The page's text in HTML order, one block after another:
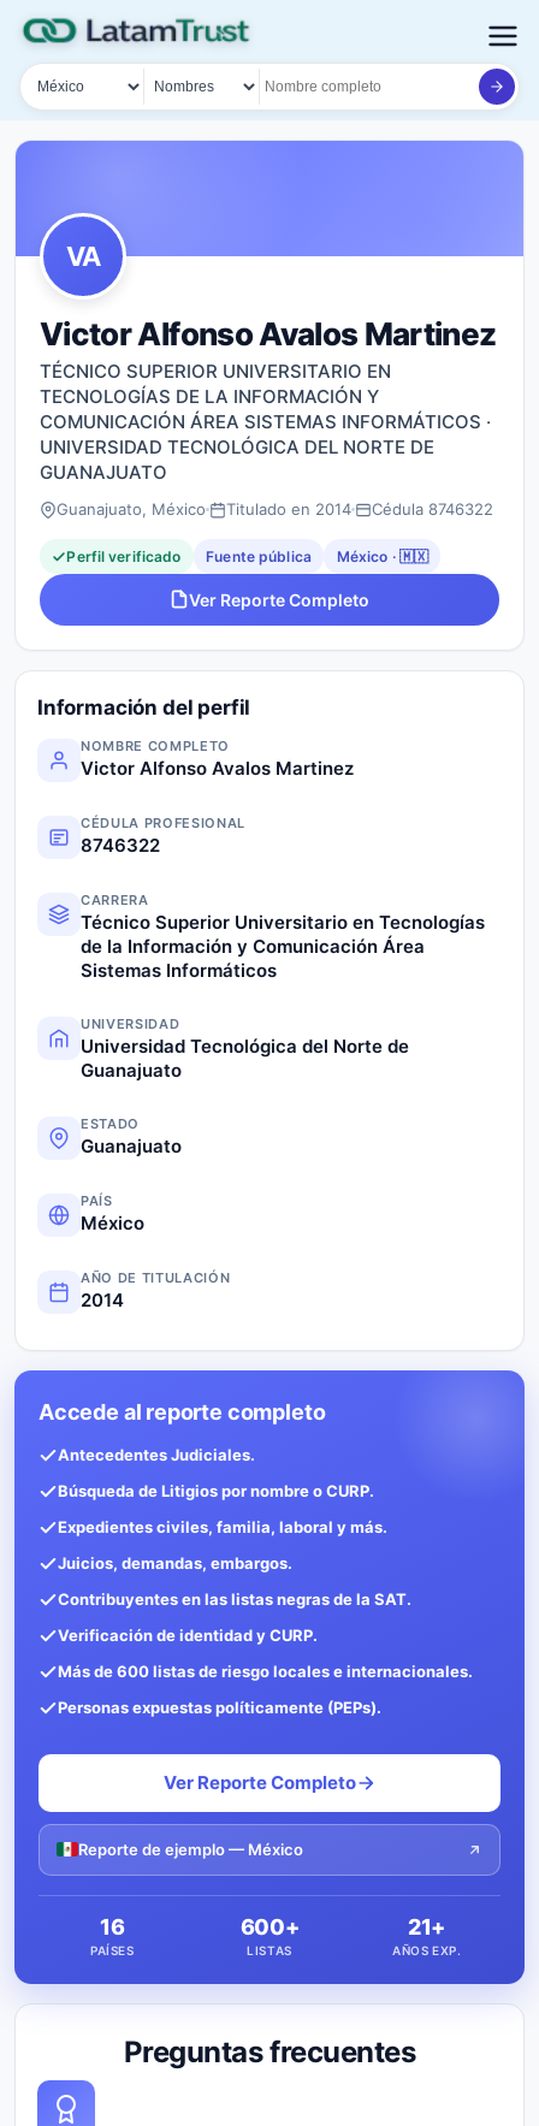
País
Tipo de búsqueda
Nombre o documento
VA
Victor Alfonso Avalos Martinez
TÉCNICO SUPERIOR UNIVERSITARIO EN
TECNOLOGÍAS DE LA INFORMACIÓN Y
COMUNICACIÓN ÁREA SISTEMAS INFORMÁTICOS ·
UNIVERSIDAD TECNOLÓGICA DEL NORTE DE
GUANAJUATO
Guanajuato, México Titulado en 2014 Cédula 8746322
Perfil verificado Fuente pública México · 🇲🇽
Ver Reporte Completo
Información del perfil
NOMBRE COMPLETO
Victor Alfonso Avalos Martinez
CÉDULA PROFESIONAL
8746322
CARRERA
Técnico Superior Universitario en Tecnologías
de la Información y Comunicación Área
Sistemas Informáticos
UNIVERSIDAD
Universidad Tecnológica del Norte de
Guanajuato
ESTADO
Guanajuato
PAÍS
México
AÑO DE TITULACIÓN
2014
Preguntas frecuentes
Accede al reporte completo
Antecedentes Judiciales.
Búsqueda de Litigios por nombre o CURP.
Expedientes civiles, familia, laboral y más.
Juicios, demandas, embargos.
Contribuyentes en las listas negras de la SAT.
Verificación de identidad y CURP.
Más de 600 listas de riesgo locales e internacionales.
Personas expuestas políticamente (PEPs).
Ver Reporte Completo
Reporte de ejemplo — México
16
PAÍSES
600+
LISTAS
21+
AÑOS EXP.